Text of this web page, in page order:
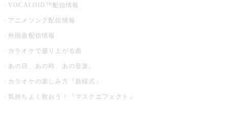
VOCALOID™配信情報
アニメソング配信情報
外国曲配信情報
カラオケで盛り上がる曲
あの日、あの時、あの音楽。
カラオケの楽しみ方『新様式』
気持ちよく歌おう！『マスクエフェクト』